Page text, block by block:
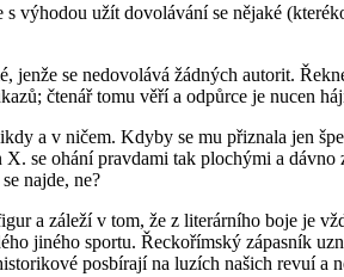
výhodou užít dovolávání se nějaké
jenže se nedovolává žádných autorit.
čtenář tomu věří a odpůrce je nucen
a v ničem. Kdyby se mu přiznala jen
se ohání pravdami tak plochými a
najde, ne?
a záleží v tom, že z literárního boje je
jiného sportu. Řeckořímský zápasník
posbírají na luzích našich revuí a